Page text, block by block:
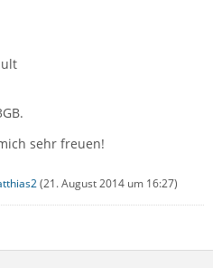
sehr freuen!
(21. August 2014 um 16:27)